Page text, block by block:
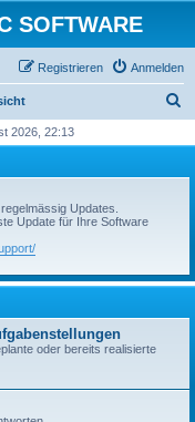
SOFTWARE
Anmelden
Registrieren
h
2026, 22:13
Updates.
Update für Ihre Software
oder bereits realisierte